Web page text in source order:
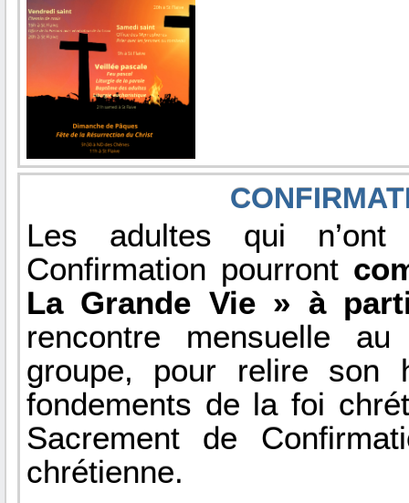
Les adultes qui
Confirmation pourront
La Grande Vie » à
rencontre mensuelle
groupe, pour relire son
fondements de la foi
Sacrement de
chrétienne.